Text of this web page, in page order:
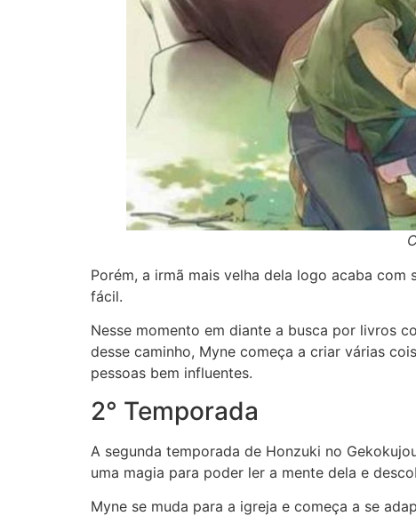
Porém, a irmã mais velha dela logo acaba
fácil.
Nesse momento em diante a busca por livros
desse caminho, Myne começa a criar várias
pessoas bem influentes.
2° Temporada
A segunda temporada de Honzuki no
uma magia para poder ler a mente dela e
Myne se muda para a igreja e começa a se